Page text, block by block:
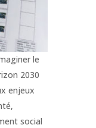
le
2030
enjeux
social